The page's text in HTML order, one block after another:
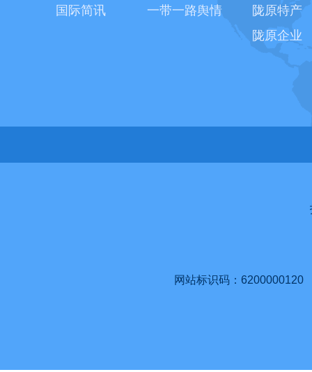
国际简讯
一带一路舆情
陇原特产
陇原企业
网站标识码：6200000120